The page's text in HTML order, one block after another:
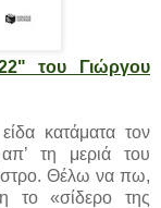
του Γιώργου
κατάματα τον
τη μεριά του
Θέλω να πω,
το «σίδερο της